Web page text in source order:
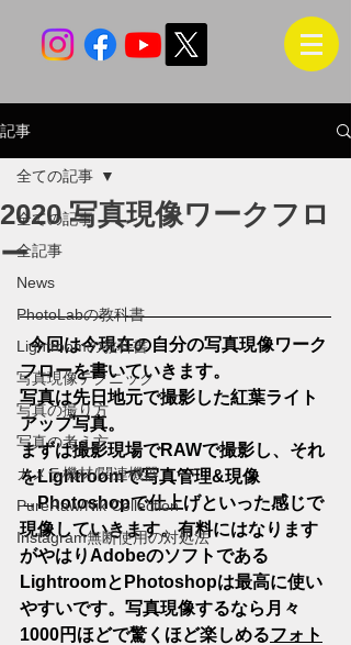
記事
全ての記事
全記事
News
PhotoLabの教科書
Lightroomの教科書
写真現像テクニック
写真の撮り方
写真の考え方
カメラ機材/関連機器
PureRaw/Nik Collection
Instagram無断使用の対処法
全ての記事
2020 写真現像ワークフロ
ー
  今回は今現在の自分の写真現像ワーク
フローを書いていきます。
写真は先日地元で撮影した紅葉ライト
アップ写真。
まずは撮影現場でRAWで撮影し、それ
をLightroomで写真管理&現像
→Photoshopで仕上げといった感じで
現像していきます。有料にはなります
がやはりAdobeのソフトである
LightroomとPhotoshopは最高に使い
やすいです。写真現像するなら月々
1000円ほどで驚くほど楽しめるフォト